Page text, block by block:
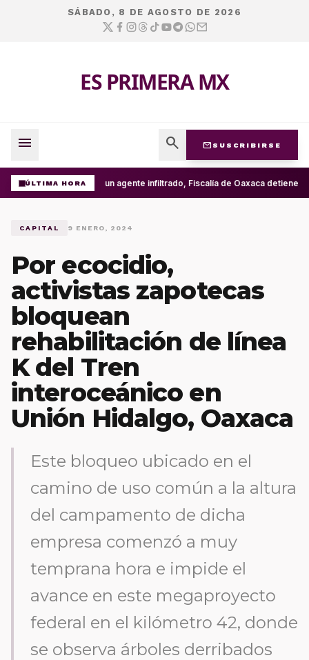
SÁBADO, 8 DE AGOSTO DE 2026
ES PRIMERA MX
menu search mail SUSCRIBIRSE
ÚLTIMA HORACon un agente infiltrado, Fiscalía de Oaxaca detiene
CAPITAL 9 ENERO, 2024
Por ecocidio,
activistas zapotecas
bloquean
rehabilitación de línea
K del Tren
interoceánico en
Unión Hidalgo, Oaxaca
Este bloqueo ubicado en el
camino de uso común a la altura
del campamento de dicha
empresa comenzó a muy
temprana hora e impide el
avance en este megaproyecto
federal en el kilómetro 42, donde
se observa árboles derribados